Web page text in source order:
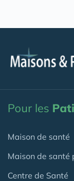
Pour les
Maison de santé
Maison de santé
Centre de Santé